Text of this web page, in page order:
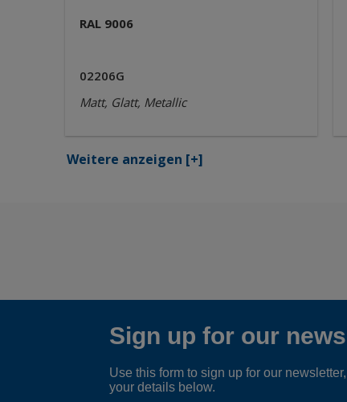
RAL 9006
02206G
Matt, Glatt, Metallic
Weitere anzeigen [+]